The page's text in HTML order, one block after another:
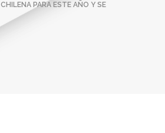
PARA ESTE AÑO Y SE